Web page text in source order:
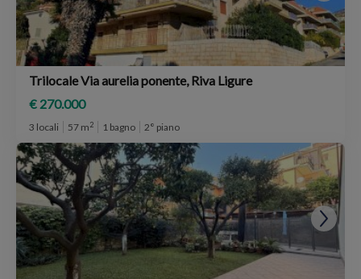
Trilocale Via aurelia ponente, Riva Ligure
€ 270.000
3 locali 57 m2 1 bagno 2° piano